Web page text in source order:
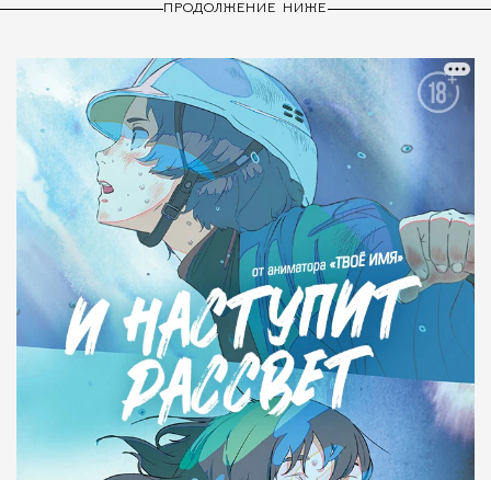
ПРОДОЛЖЕНИЕ НИЖЕ